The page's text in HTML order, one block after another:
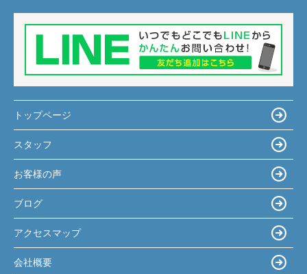
トップページ
スタッフ
お客様の声
ブログ
アクセスマップ
会社概要